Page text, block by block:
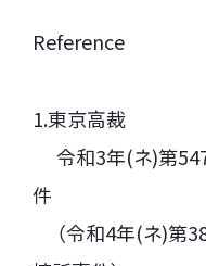
Reference
1.東京高裁
令和3年(ネ)第
件
（令和4年(ネ)